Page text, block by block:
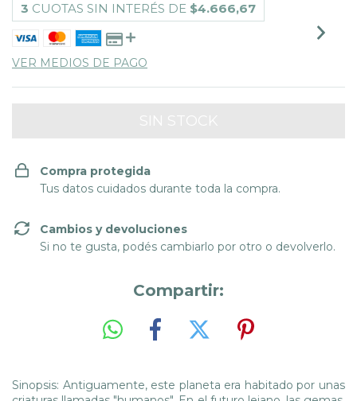
3 CUOTAS SIN INTERÉS DE $4.666,67
VER MEDIOS DE PAGO
Compra protegida
Tus datos cuidados durante toda la compra.
Cambios y devoluciones
Si no te gusta, podés cambiarlo por otro o devolverlo.
Compartir:
Sinopsis: Antiguamente, este planeta era habitado por unas